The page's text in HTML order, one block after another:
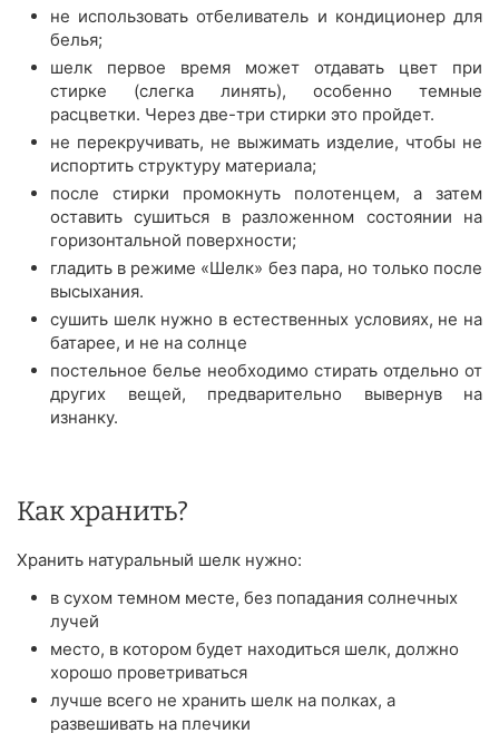
не использовать отбеливатель и кондиционер для
белья;
шелк первое время может отдавать цвет при
стирке (слегка линять), особенно темные
расцветки. Через две-три стирки это пройдет.
не перекручивать, не выжимать изделие, чтобы не
испортить структуру материала;
после стирки промокнуть полотенцем, а затем
оставить сушиться в разложенном состоянии на
горизонтальной поверхности;
гладить в режиме «Шелк» без пара, но только после
высыхания.
сушить шелк нужно в естественных условиях, не на
батарее, и не на солнце
постельное белье необходимо стирать отдельно от
других вещей, предварительно вывернув на
изнанку.
Как хранить?
Хранить натуральный шелк нужно:
в сухом темном месте, без попадания солнечных
лучей
место, в котором будет находиться шелк, должно
хорошо проветриваться
лучше всего не хранить шелк на полках, а
развешивать на плечики